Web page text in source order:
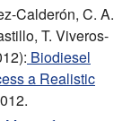
Calderón, C. A.
T. Viveros-
Biodiesel
a Realistic